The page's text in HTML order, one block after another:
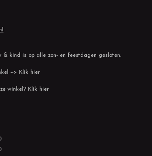
& kind is op alle zon- en feestdagen gesloten.
--> Klik hier
winkel? Klik hier